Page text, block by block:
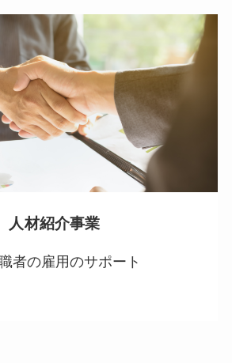
人材紹介事業
者の雇用のサポート